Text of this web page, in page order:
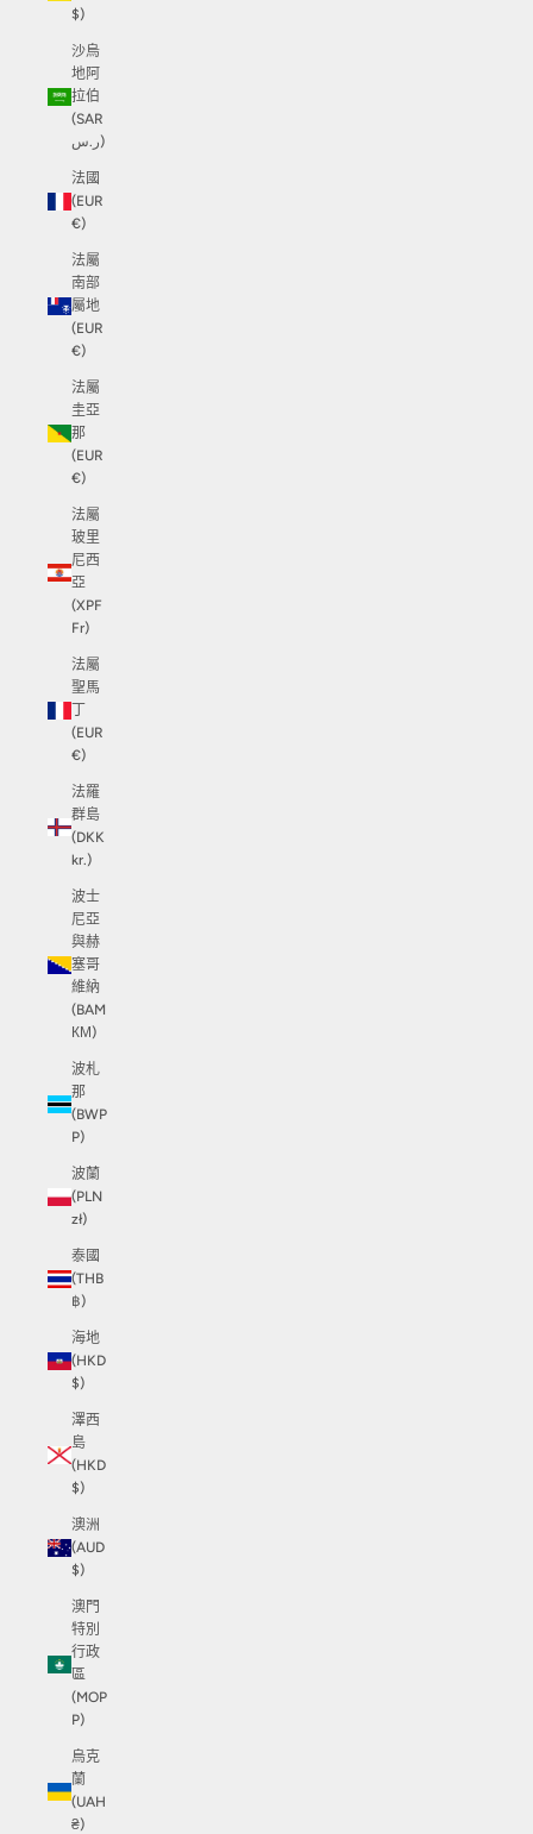
$)
沙烏
地阿
拉伯
(SAR
ر.س)
法國
(EUR
€)
法屬
南部
屬地
(EUR
€)
法屬
圭亞
那
(EUR
€)
法屬
玻里
尼西
亞
(XPF
Fr)
法屬
聖馬
(EUR
€)
法羅
群島
(DKK
kr.)
波士
尼亞
與赫
塞哥
維納
(BAM
КМ)
波札
那
(BWP
P)
波蘭
(PLN
zł)
泰國
(THB
฿)
海地
(HKD
$)
澤西
島
(HKD
$)
澳洲
(AUD
$)
澳門
特別
行政
區
(MOP
P)
烏克
蘭
(UAH
₴)